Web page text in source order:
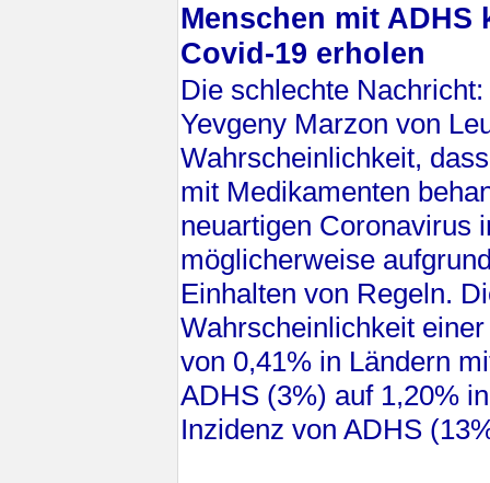
Menschen mit
Covid-19 erholen
Die schlechte
Yevgeny Marzon von
Wahrscheinlichkeit,
mit Medikamenten
neuartigen Coronavirus
möglicherweise
Einhalten von Regeln.
Wahrscheinlichkeit
von 0,41% in Ländern
ADHS (3%) auf 1,20%
Inzidenz von ADHS